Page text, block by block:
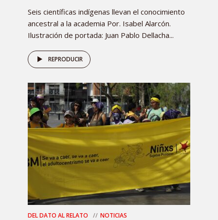
Seis científicas indígenas llevan el conocimiento
ancestral a la academia Por. Isabel Alarcón.
Ilustración de portada: Juan Pablo Dellacha...
REPRODUCIR
DEL DATO AL RELATO NOTICIAS